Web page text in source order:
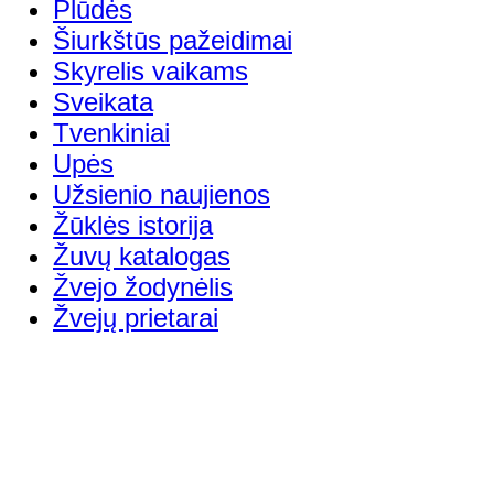
Plūdės
Šiurkštūs pažeidimai
Skyrelis vaikams
Sveikata
Tvenkiniai
Upės
Užsienio naujienos
Žūklės istorija
Žuvų katalogas
Žvejo žodynėlis
Žvejų prietarai